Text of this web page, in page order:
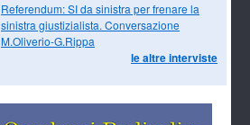
Referendum: SI da sinistra per frenare la
sinistra giustizialista. Conversazione
M.Oliverio-G.Rippa
le altre interviste